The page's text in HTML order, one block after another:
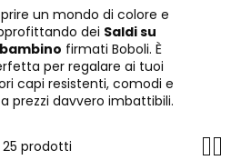
Inizio ordine
un mondo di colore e
dei Saldi su
firmati Boboli. È
per regalare ai tuoi
capi resistenti, comodi e
prezzi davvero imbattibili.
25 prodotti